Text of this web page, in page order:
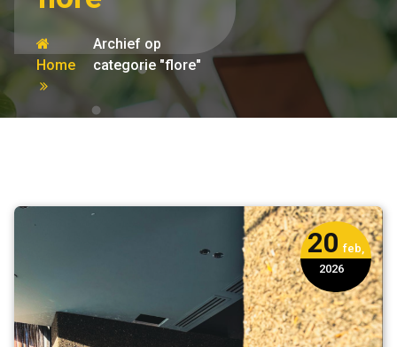
Home
Archief op
categorie "flore"
20 feb,
2026